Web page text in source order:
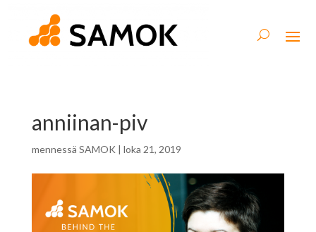
anniinan-piv
mennessä SAMOK | loka 21, 2019